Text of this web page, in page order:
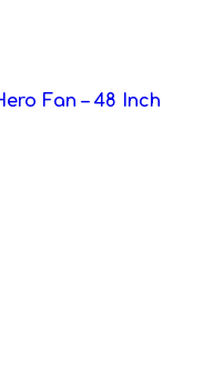
Fan – 48 Inch